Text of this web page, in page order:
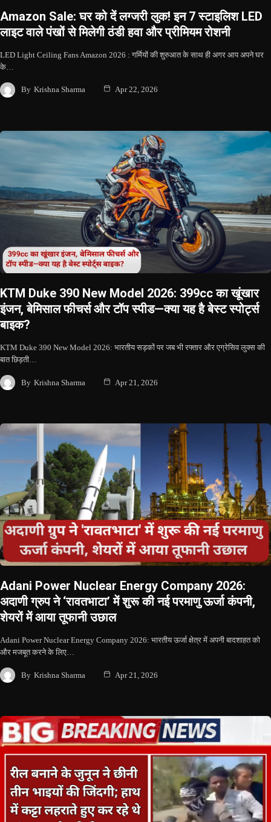
Amazon Sale: घर को दें लग्जरी लुक! इन 7 स्टाइलिश LED
लाइट वाले पंखों से मिलेगी ठंडी हवा और प्रीमियम रोशनी
LED Light Ceiling Fans Amazon 2026 : गर्मियों की शुरुआत के साथ ही अगर आप अपने घर
के…
By Krishna Sharma Apr 22, 2026
KTM Duke 390 New Model 2026: 399cc का खूंखार
इंजन, बेमिसाल फीचर्स और टॉप स्पीड—क्या यह है बेस्ट स्पोर्ट्स
बाइक?
KTM Duke 390 New Model 2026: भारतीय सड़कों पर जब भी रफ्तार और एग्रेसिव लुक्स की
बात छिड़ती…
By Krishna Sharma Apr 21, 2026
Adani Power Nuclear Energy Company 2026:
अदाणी ग्रुप ने ‘रावतभाटा’ में शुरू की नई परमाणु ऊर्जा कंपनी,
शेयरों में आया तूफानी उछाल
Adani Power Nuclear Energy Company 2026: भारतीय ऊर्जा क्षेत्र में अपनी बादशाहत को
और मजबूत करने के लिए…
By Krishna Sharma Apr 21, 2026